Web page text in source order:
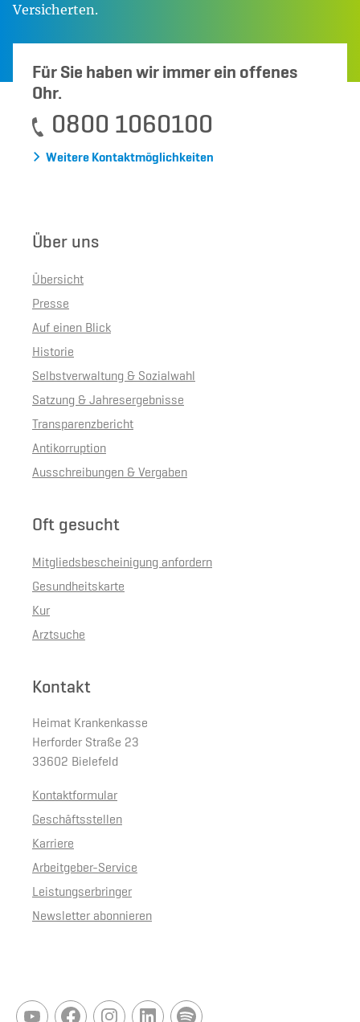
Versicherten.
Für Sie haben wir immer ein offenes
Ohr.
0800 1060100
Weitere Kontaktmöglichkeiten
Über uns
Übersicht
Presse
Auf einen Blick
Historie
Selbstverwaltung & Sozialwahl
Satzung & Jahresergebnisse
Transparenzbericht
Antikorruption
Ausschreibungen & Vergaben
Oft gesucht
Mitgliedsbescheinigung anfordern
Gesundheitskarte
Kur
Arztsuche
Kontakt
Heimat Krankenkasse
Herforder Straße 23
33602 Bielefeld
Kontaktformular
Geschäftsstellen
Karriere
Arbeitgeber-Service
Leistungserbringer
Newsletter abonnieren